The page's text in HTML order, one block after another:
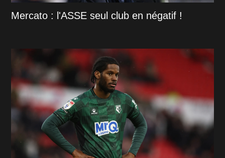
Mercato : l'ASSE seul club en négatif !